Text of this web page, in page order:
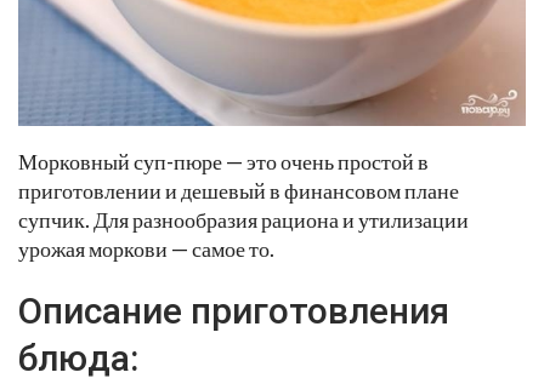
Морковный суп-пюре — это очень простой в
приготовлении и дешевый в финансовом плане
супчик. Для разнообразия рациона и утилизации
урожая моркови — самое то.
Описание приготовления
блюда: